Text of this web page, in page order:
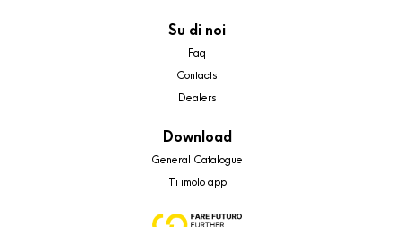
Su di noi
Faq
Contacts
Dealers
Download
General Catalogue
Ti imolo app